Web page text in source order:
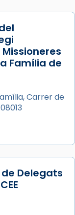
Família de
Carrer de
Delegats